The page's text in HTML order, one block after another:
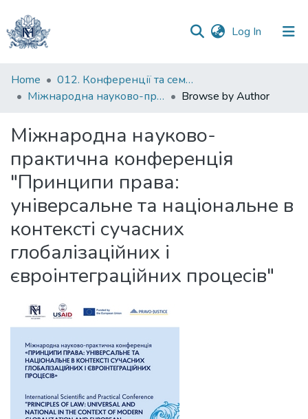
Log In (current)
Communities
&
All of DSpace
Home
012. Конференції та семінари НаУКМА
Міжнародна науково-практична конференція "Принципи права: універсальне та національне в контексті сучасних глобалізаційних і євроінтеграційних процесів"
Browse by Author
Міжнародна науково-
практична конференція
"Принципи права:
універсальне та національне в
контексті сучасних
глобалізаційних і
євроінтеграційних процесів"